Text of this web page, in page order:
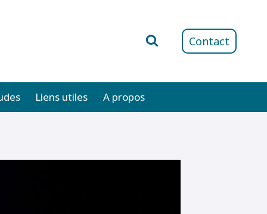
Contact
Liens utiles A propos